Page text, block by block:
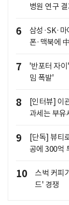
병원 연구
6
삼성·SK·
폰·맥북에
7
'반포터 자
밈 폭발'
8
[인터뷰] 이
과세는 부유
9
[단독] 뷰티
공에 300억
10
스벅 커피
드' 경쟁